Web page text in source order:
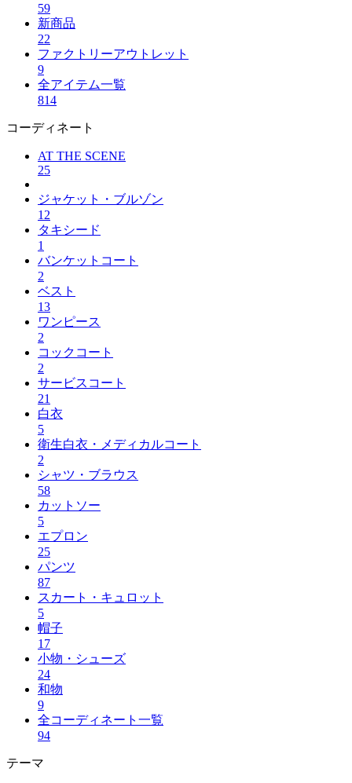
59
新商品
22
ファクトリーアウトレット
9
全アイテム一覧
814
コーディネート
AT THE SCENE
25
ジャケット・ブルゾン
12
タキシード
1
バンケットコート
2
ベスト
13
ワンピース
2
コックコート
2
サービスコート
21
白衣
5
衛生白衣・メディカルコート
2
シャツ・ブラウス
58
カットソー
5
エプロン
25
パンツ
87
スカート・キュロット
5
帽子
17
小物・シューズ
24
和物
9
全コーディネート一覧
94
テーマ